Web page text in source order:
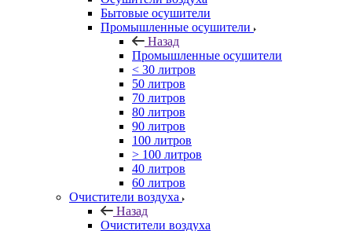
Бытовые осушители
Промышленные осушители
Назад
Промышленные осушители
< 30 литров
50 литров
70 литров
80 литров
90 литров
100 литров
> 100 литров
40 литров
60 литров
Очистители воздуха
Назад
Очистители воздуха